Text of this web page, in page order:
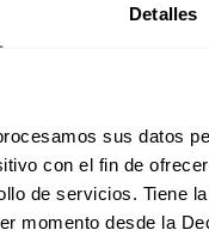
Detalles
sus datos
con el fin de
de servicios. Tiene
momento desde la